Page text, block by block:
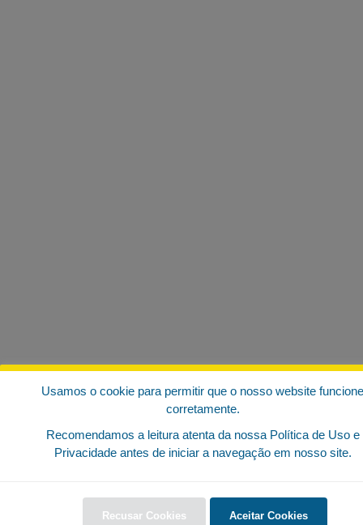
Usamos o cookie para permitir que o nosso website funcione
corretamente.
Recomendamos a leitura atenta da nossa Política de Uso e
Privacidade antes de iniciar a navegação em nosso site.
Recusar Cookies Aceitar Cookies